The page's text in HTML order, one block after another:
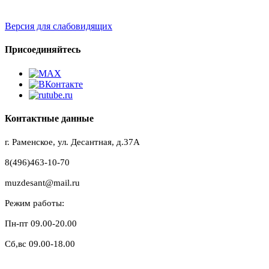
Версия для слабовидящих
Присоединяйтесь
Контактные данные
г. Раменское, ул. Десантная, д.37A
8(496)463-10-70
muzdesant@mail.ru
Режим работы:
Пн-пт 09.00-20.00
Сб,вс 09.00-18.00